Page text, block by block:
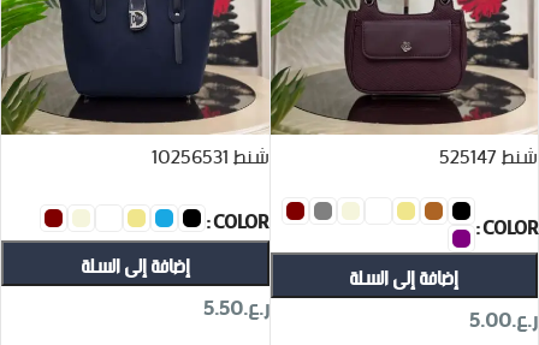
شنط 525147
COLOR
إضافة إلى السلة
ر.ع.5.00
شنط 10256531
COLOR
إضافة إلى السلة
ر.ع.5.50